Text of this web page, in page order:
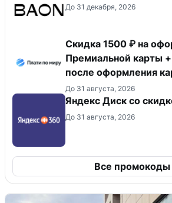
До 31 декабря, 2026
Скидка 1500 ₽ на
Премиальной карты
после оформления
До 31 августа, 2026
Яндекс Диск со
До 31 августа, 2026
Все промокоды